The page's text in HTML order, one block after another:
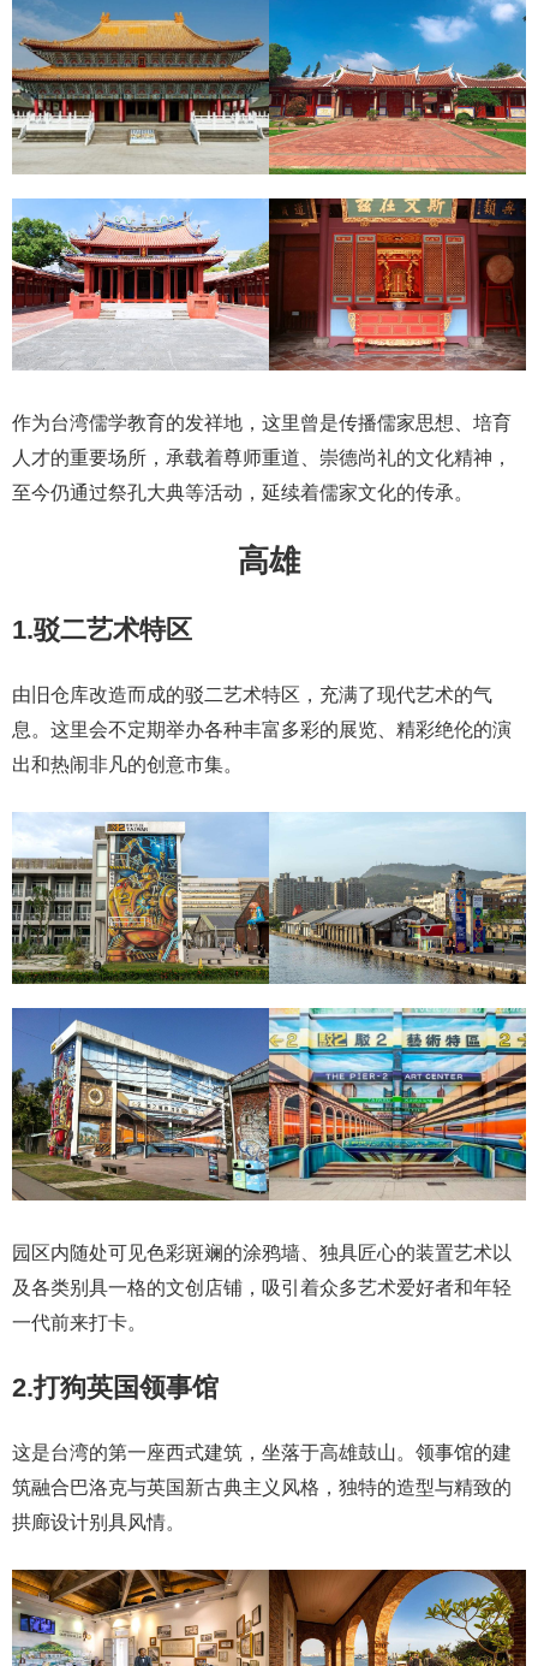
作为台湾儒学教育的发祥地，这里曾是传播儒家思想、培育
人才的重要场所，承载着尊师重道、崇德尚礼的文化精神，
至今仍通过祭孔大典等活动，延续着儒家文化的传承。
高雄
1.驳二艺术特区
由旧仓库改造而成的驳二艺术特区，充满了现代艺术的气
息。这里会不定期举办各种丰富多彩的展览、精彩绝伦的演
出和热闹非凡的创意市集。
园区内随处可见色彩斑斓的涂鸦墙、独具匠心的装置艺术以
及各类别具一格的文创店铺，吸引着众多艺术爱好者和年轻
一代前来打卡。
2.打狗英国领事馆
这是台湾的第一座西式建筑，坐落于高雄鼓山。领事馆的建
筑融合巴洛克与英国新古典主义风格，独特的造型与精致的
拱廊设计别具风情。